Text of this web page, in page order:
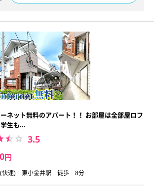
ネット無料のアパート！！ お部屋は全部屋ロフ
学生も…
3.5
円
(快速) 東小金井駅 徒歩 8分